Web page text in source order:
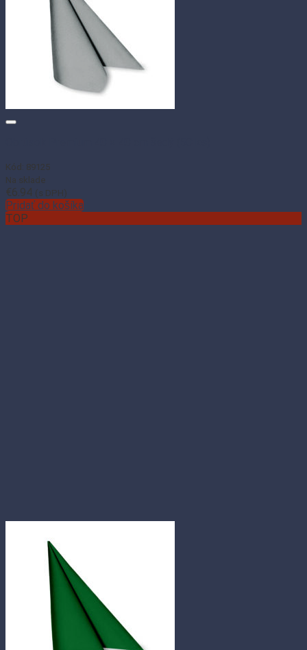
Kód: 89125
Na sklade
€6.94 (s DPH)
Pridať do košíka
TOP